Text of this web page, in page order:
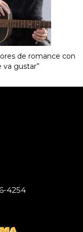
de romance con
va gustar”
4254